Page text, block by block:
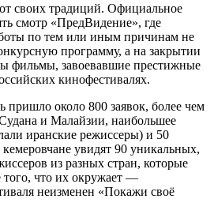
своих традиций. Официальное
смотр «ПредВидение», где
по тем или иным причинам не
программу, а на закрытии
фильмы, завоевавшие престижные
кинофестивалях.
пришло около 800 заявок, более чем
и Малайзии, наибольшее
иранские режиссеры) и 50
увидят 90 уникальных,
из разных стран, которые
того, что их окружает —
неизменен «Покажи своё